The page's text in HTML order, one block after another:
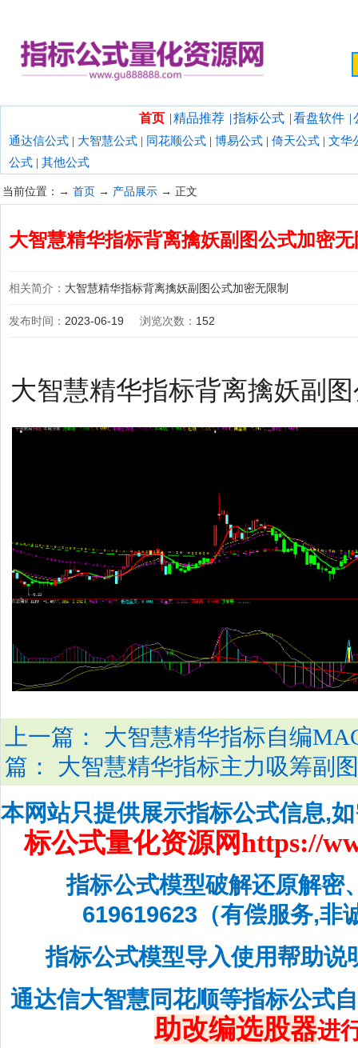
首页 | 精品推荐 | 指标公式 | 看盘软件 |
通达信公式 | 大智慧公式 | 同花顺公式 | 博易公式 | 倚天公式 | 文华
公式 | 其他公式
当前位置：→ 首页 → 产品展示 → 正文
大智慧精华指标背离擒妖副图公式加密
相关简介： 大智慧精华指标背离擒妖副图公式加密无限制
发布时间： 2023-06-19 浏览次数： 152
大智慧精华指标背离擒妖副
上一篇： 大智慧精华指标自编
篇： 大智慧精华指标主力吸筹副
本网站只提供展示指标公式信息,
标公式量化资源网https://
指标公式模型破解还原解密
619619623（有偿服务,非
指标公式模型导入使用帮助说
通达信大智慧同花顺等指标公式
助改编选股器进